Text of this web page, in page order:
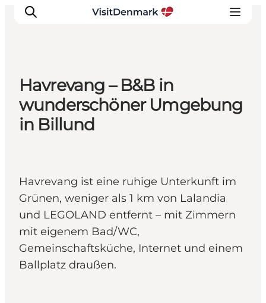
Inspiration
Regionen
Erlebnisse
Havrevang – B&B in
wunderschöner Umgebung
in Billund
Havrevang ist eine ruhige Unterkunft im
Grünen, weniger als 1 km von Lalandia
und LEGOLAND entfernt – mit Zimmern
mit eigenem Bad/WC,
Gemeinschaftsküche, Internet und einem
Ballplatz draußen.